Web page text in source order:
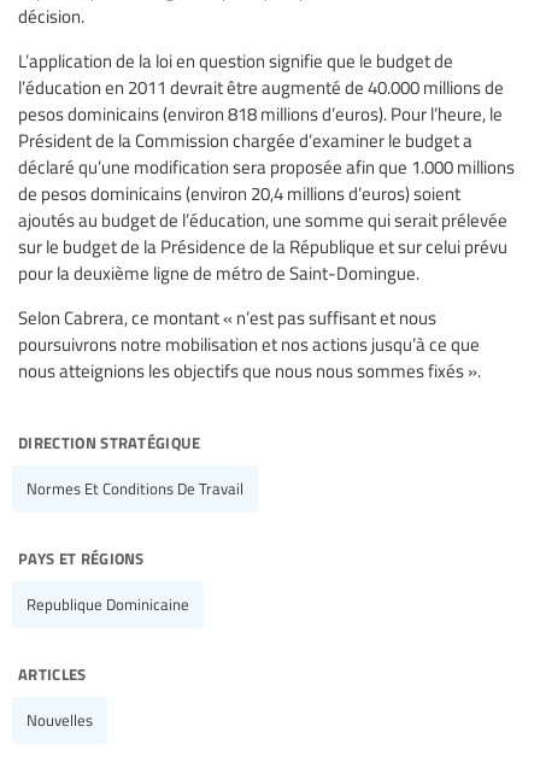
décision.
L’application de la loi en question signifie que le budget de
l’éducation en 2011 devrait être augmenté de 40.000 millions de
pesos dominicains (environ 818 millions d’euros). Pour l’heure, le
Président de la Commission chargée d’examiner le budget a
déclaré qu’une modification sera proposée afin que 1.000 millions
de pesos dominicains (environ 20,4 millions d’euros) soient
ajoutés au budget de l’éducation, une somme qui serait prélevée
sur le budget de la Présidence de la République et sur celui prévu
pour la deuxième ligne de métro de Saint-Domingue.
Selon Cabrera, ce montant « n’est pas suffisant et nous
poursuivrons notre mobilisation et nos actions jusqu’à ce que
nous atteignions les objectifs que nous nous sommes fixés ».
direction stratégique
Normes Et Conditions De Travail
pays et régions
Republique Dominicaine
articles
Nouvelles